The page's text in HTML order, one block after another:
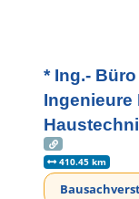
* Ing.-
410.45 km